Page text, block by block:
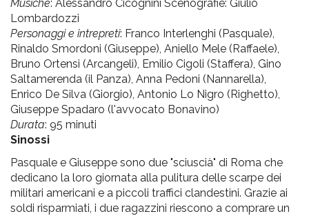
Musiche: Alessandro Cicognini Scenografie: Giulio
Lombardozzi
Personaggi e intrepreti: Franco Interlenghi (Pasquale),
Rinaldo Smordoni (Giuseppe), Aniello Mele (Raffaele),
Bruno Ortensi (Arcangeli), Emilio Cigoli (Staffera), Gino
Saltamerenda (il Panza), Anna Pedoni (Nannarella),
Enrico De Silva (Giorgio), Antonio Lo Nigro (Righetto),
Giuseppe Spadaro (l'avvocato Bonavino)
Durata: 95 minuti
Sinossi
Pasquale e Giuseppe sono due "sciuscià" di Roma che
dedicano la loro giornata alla pulitura delle scarpe dei
militari americani e a piccoli traffici clandestini. Grazie ai
soldi risparmiati, i due ragazzini riescono a comprare un